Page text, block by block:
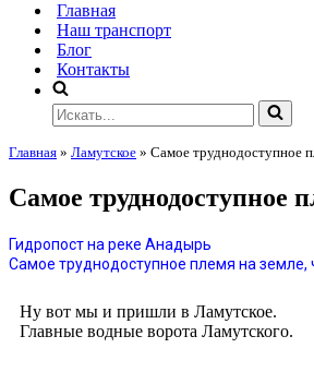
Главная
Наш транспорт
Блог
Контакты
Главная » Ламутское » Самое труднодоступное
Самое труднодоступное
Гидропост на реке Анадырь
Самое труднодоступное племя на земле,
Ну вот мы и пришли в Ламутское.
Главные водные ворота Ламутского.